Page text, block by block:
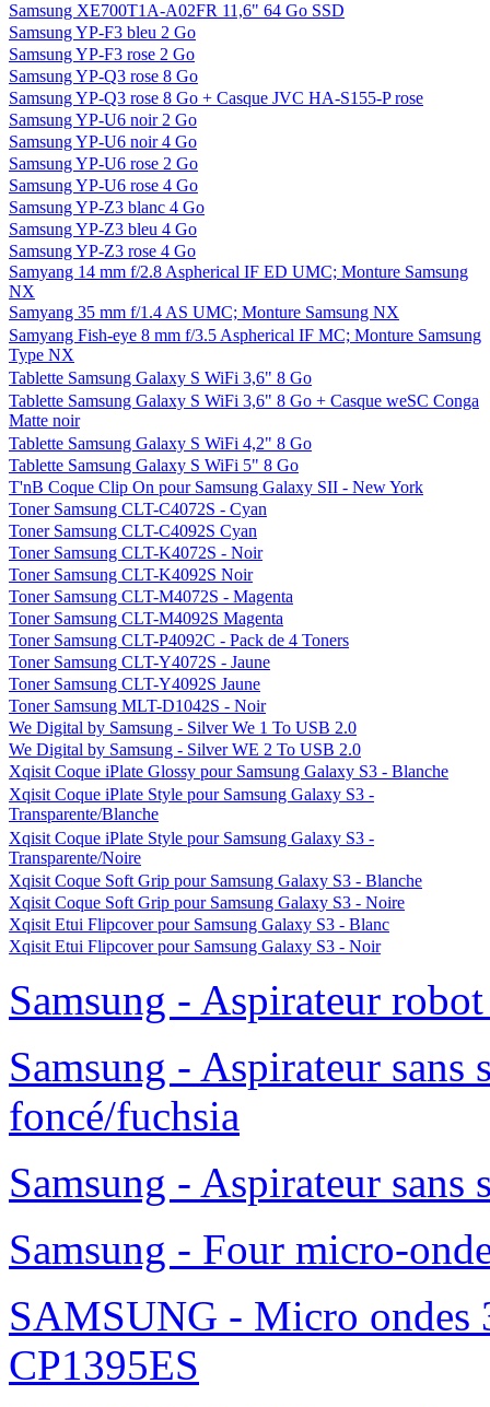
Samsung XE700T1A-A02FR 11,6" 64 Go SSD
Samsung YP-F3 bleu 2 Go
Samsung YP-F3 rose 2 Go
Samsung YP-Q3 rose 8 Go
Samsung YP-Q3 rose 8 Go + Casque JVC HA-S155-P rose
Samsung YP-U6 noir 2 Go
Samsung YP-U6 noir 4 Go
Samsung YP-U6 rose 2 Go
Samsung YP-U6 rose 4 Go
Samsung YP-Z3 blanc 4 Go
Samsung YP-Z3 bleu 4 Go
Samsung YP-Z3 rose 4 Go
Samyang 14 mm f/2.8 Aspherical IF ED UMC; Monture Samsung
NX
Samyang 35 mm f/1.4 AS UMC; Monture Samsung NX
Samyang Fish-eye 8 mm f/3.5 Aspherical IF MC; Monture Samsung
Type NX
Tablette Samsung Galaxy S WiFi 3,6" 8 Go
Tablette Samsung Galaxy S WiFi 3,6" 8 Go + Casque weSC Conga
Matte noir
Tablette Samsung Galaxy S WiFi 4,2" 8 Go
Tablette Samsung Galaxy S WiFi 5" 8 Go
T'nB Coque Clip On pour Samsung Galaxy SII - New York
Toner Samsung CLT-C4072S - Cyan
Toner Samsung CLT-C4092S Cyan
Toner Samsung CLT-K4072S - Noir
Toner Samsung CLT-K4092S Noir
Toner Samsung CLT-M4072S - Magenta
Toner Samsung CLT-M4092S Magenta
Toner Samsung CLT-P4092C - Pack de 4 Toners
Toner Samsung CLT-Y4072S - Jaune
Toner Samsung CLT-Y4092S Jaune
Toner Samsung MLT-D1042S - Noir
We Digital by Samsung - Silver We 1 To USB 2.0
We Digital by Samsung - Silver WE 2 To USB 2.0
Xqisit Coque iPlate Glossy pour Samsung Galaxy S3 - Blanche
Xqisit Coque iPlate Style pour Samsung Galaxy S3 -
Transparente/Blanche
Xqisit Coque iPlate Style pour Samsung Galaxy S3 -
Transparente/Noire
Xqisit Coque Soft Grip pour Samsung Galaxy S3 - Blanche
Xqisit Coque Soft Grip pour Samsung Galaxy S3 - Noire
Xqisit Etui Flipcover pour Samsung Galaxy S3 - Blanc
Xqisit Etui Flipcover pour Samsung Galaxy S3 - Noir
Samsung - Aspirateur
Samsung - Aspirateur
foncé/fuchsia
Samsung - Aspirateur sans
Samsung - Four micro-
SAMSUNG - Micro
CP1395ES